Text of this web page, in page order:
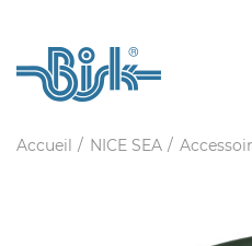
Accueil NICE SEA